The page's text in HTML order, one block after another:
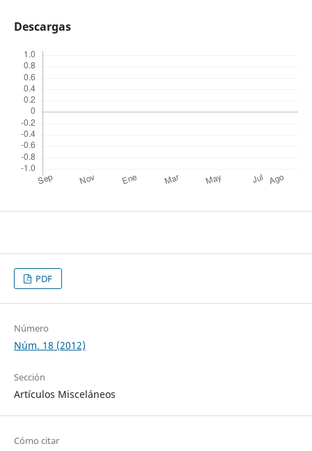
Descargas
PDF
Número
Núm. 18 (2012)
Sección
Artículos Misceláneos
Cómo citar